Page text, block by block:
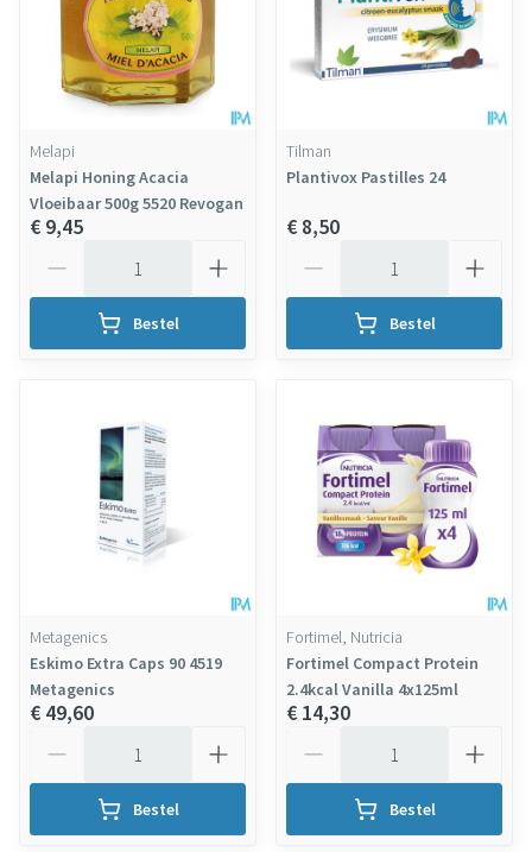
Melapi
Melapi Honing Acacia
Vloeibaar 500g 5520 Revogan
€ 9,45
Bestel
Tilman
Plantivox Pastilles 24
€ 8,50
Bestel
Metagenics
Eskimo Extra Caps 90 4519
Metagenics
€ 49,60
Bestel
Fortimel, Nutricia
Fortimel Compact Protein
2.4kcal Vanilla 4x125ml
€ 14,30
Bestel